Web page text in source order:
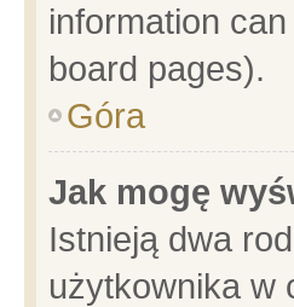
information
board pages).
Góra
Jak mogę
Istnieją dwa
użytkownika w